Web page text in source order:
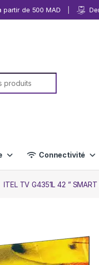
partir de 500 MAD
Connectivité
ITEL TV G4351L 42 ”